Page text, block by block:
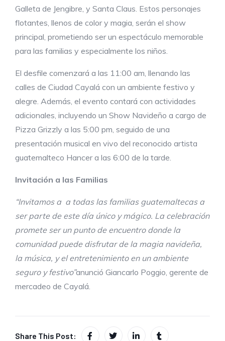
Galleta de Jengibre, y Santa Claus. Estos personajes
flotantes, llenos de color y magia, serán el show
principal, prometiendo ser un espectáculo memorable
para las familias y especialmente los niños.
El desfile comenzará a las 11:00 am, llenando las
calles de Ciudad Cayalá con un ambiente festivo y
alegre. Además, el evento contará con actividades
adicionales, incluyendo un Show Navideño a cargo de
Pizza Grizzly a las 5:00 pm, seguido de una
presentación musical en vivo del reconocido artista
guatemalteco Hancer a las 6:00 de la tarde.
Invitación a las Familias
“Invitamos a a todas las familias guatemaltecas a
ser parte de este día único y mágico. La celebración
promete ser un punto de encuentro donde la
comunidad puede disfrutar de la magia navideña,
la música, y el entretenimiento en un ambiente
seguro y festivo”anunció Giancarlo Poggio, gerente de
mercadeo de Cayalá.
Share This Post: